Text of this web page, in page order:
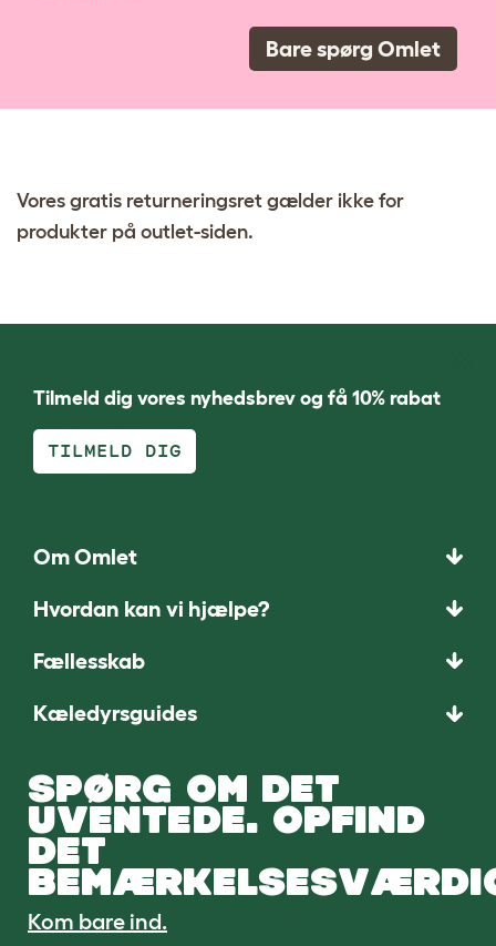
Bare spørg Omlet
Vores gratis returneringsret gælder ikke for
produkter på outlet-siden.
Tilmeld dig vores nyhedsbrev og få 10% rabat
TILMELD DIG
Om Omlet
Hvordan kan vi hjælpe?
Fællesskab
Kæledyrsguides
SPØRG OM DET
UVENTEDE. OPFIND
DET
Kom bare ind.